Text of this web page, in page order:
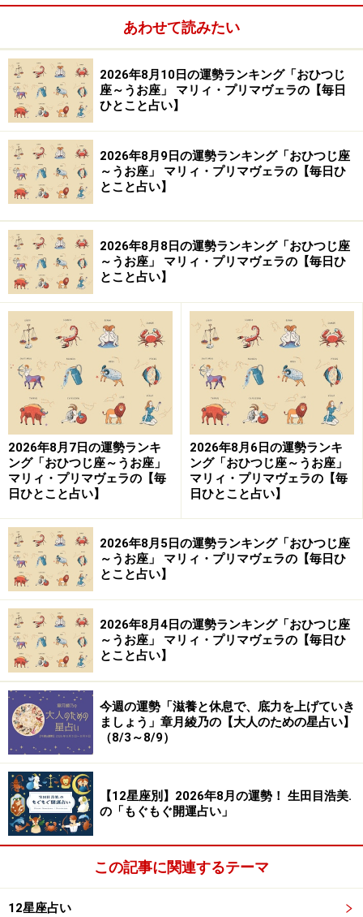
占い師。タロットやオラクルカード、四柱推命などを使
って鑑定や執筆を行っている。会社員やフリーランス、
結婚や離婚、子育てなど自らの人生経験を踏まえた占い
はより深い共感を呼び、的確な助言をもらえると好評。
「自分はどこに向かえばいいのか」迷える人たちをより
良い方向へ導く。
【イラスト】
岩本 あかり（Akari Iwamoto）
※記事内容は執筆時点のものです。最新の内容をご確認くださ
い。
【編集部おすすめの購入サイト】
Amazonで占い関連の商品をチェック！
楽天市場で占い関連の商品をチェック！
あわせて読みたい
2026年8月10日の運勢ランキング「おひつじ
座～うお座」 マリィ・プリマヴェラの【毎日
ひとこと占い】
2026年8月9日の運勢ランキング「おひつじ座
～うお座」 マリィ・プリマヴェラの【毎日ひ
とこと占い】
2026年8月8日の運勢ランキング「おひつじ座
～うお座」 マリィ・プリマヴェラの【毎日ひ
とこと占い】
2026年8月7日の運勢ランキ
ング「おひつじ座～うお座」
マリィ・プリマヴェラの【毎
日ひとこと占い】
2026年8月6日の運勢ランキ
ング「おひつじ座～うお座」
マリィ・プリマヴェラの【毎
日ひとこと占い】
2026年8月5日の運勢ランキング「おひつじ座
～うお座」 マリィ・プリマヴェラの【毎日ひ
とこと占い】
2026年8月4日の運勢ランキング「おひつじ座
～うお座」 マリィ・プリマヴェラの【毎日ひ
とこと占い】
今週の運勢「滋養と休息で、底力を上げていき
ましょう」章月綾乃の【大人のための星占い】
（8/3～8/9）
【12星座別】2026年8月の運勢！ 生田目浩美.
の「もぐもぐ開運占い」
この記事に関連するテーマ
12星座占い